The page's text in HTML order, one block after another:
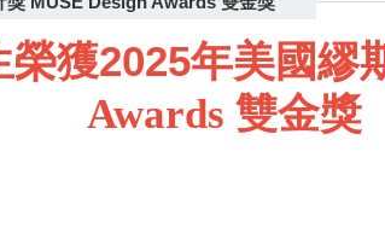
獲2025年美國繆
Awards 雙金獎